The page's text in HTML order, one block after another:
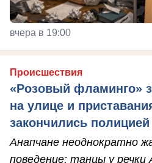
вчера в 19:00
Происшествия
«Розовый фламинго»
на улице и
закончились полицией
Анапчане неоднократно
поведение: танцы у речки